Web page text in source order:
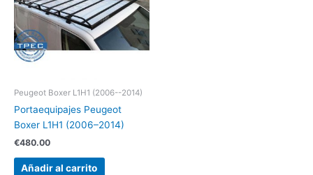
Peugeot Boxer L1H1 (2006--2014)
Portaequipajes Peugeot
Boxer L1H1 (2006–2014)
€480.00
Añadir al carrito